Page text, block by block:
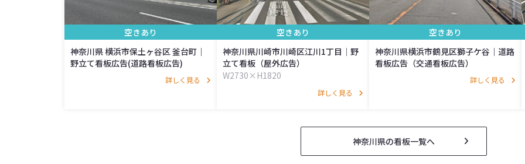
空きあり
神奈川県 横浜市保土ヶ谷区 釜台町｜
野立て看板広告(道路看板広告)
詳しく見る
空きあり
神奈川県川崎市川崎区江川1丁目│野
立て看板（屋外広告）
W2730×H1820
詳しく見る
空きあり
神奈川県横浜市鶴見区獅子ケ谷｜道路
看板広告（交通看板広告）
詳しく見る
神奈川県の看板一覧へ